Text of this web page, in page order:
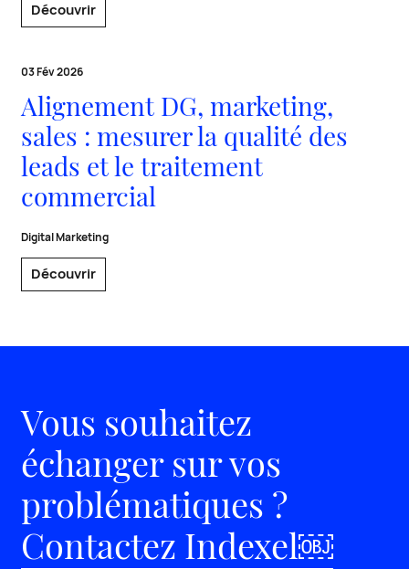
Découvrir
03 Fév 2026
Alignement DG, marketing,
sales : mesurer la qualité des
leads et le traitement
commercial
Digital Marketing
Découvrir
Vous souhaitez
échanger sur vos
problématiques ?
Contactez Indexel￼